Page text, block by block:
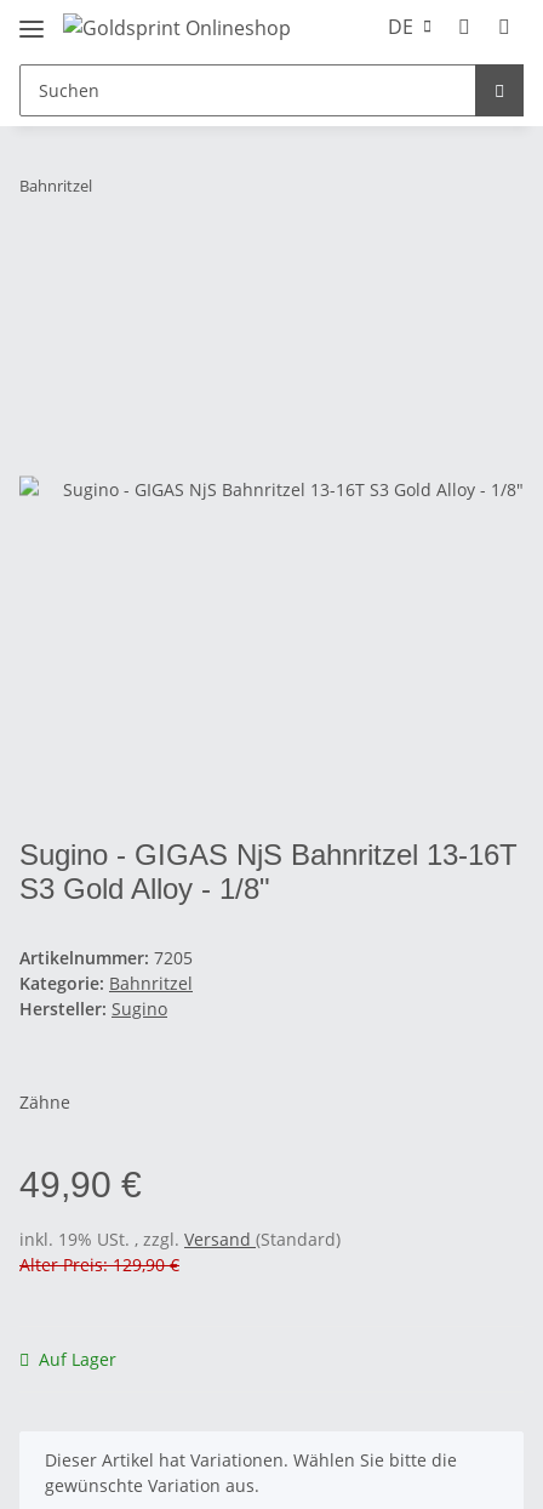
DE
Bahnritzel
Sugino - GIGAS NjS Bahnritzel 13-16T
S3 Gold Alloy - 1/8"
Artikelnummer: 7205
Kategorie: Bahnritzel
Hersteller: Sugino
Zähne
49,90 €
inkl. 19% USt. , zzgl. Versand (Standard)
Alter Preis: 129,90 €
Auf Lager
x
Dieser Artikel hat Variationen. Wählen Sie bitte die
gewünschte Variation aus.